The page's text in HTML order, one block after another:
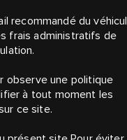
recommandé du
frais administratifs de
observe une politique
à tout moment les
ce site.